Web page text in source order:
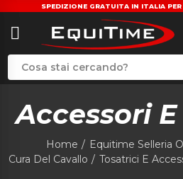
SPEDIZIONE GRATUITA IN ITALIA PER
Accessori
Home Equitime Selleria
Cura Del Cavallo
Tosatrici E